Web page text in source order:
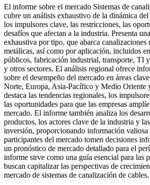
El informe sobre el mercado Sistemas de
cubre un análisis exhaustivo de la dinámica
los impulsores clave, las restricciones, las
desafíos que afectan a la industria. Presenta
exhaustiva por tipo, que abarca canalizaciones
metálicas, así como por aplicación, incluidos
públicos, fabricación industrial, transporte, TI
y otros sectores. El análisis regional ofrece
sobre el desempeño del mercado en áreas
Norte, Europa, Asia-Pacífico y Medio Oriente
destaca las tendencias regionales, los
las oportunidades para que las empresas
mercado. El informe también analiza los
productos, los actores clave de la industria y
inversión, proporcionando información valiosa
participantes del mercado tomen decisiones
un pronóstico de mercado detallado para el
informe sirve como una guía esencial para las
buscan capitalizar las perspectivas de
mercado de sistemas de canalización de cables.